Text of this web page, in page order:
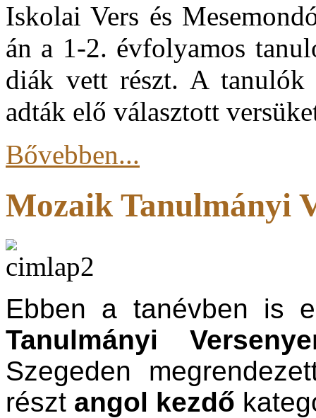
Iskolai Vers és
án a 1-2. évfolyamos
diák vett részt. A tanulók
adták elő választott
Bővebben...
Mozaik Tanulmányi
Ebben a tanévben is
Tanulmányi
Szegeden
részt angol kezdő